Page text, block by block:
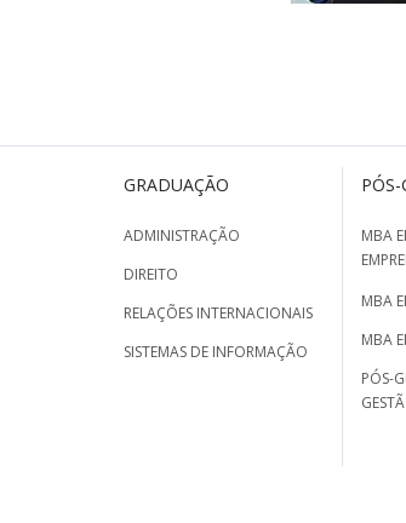
GRADUAÇÃO
ADMINISTRAÇÃO
DIREITO
RELAÇÕES INTERNACIONAIS
SISTEMAS DE INFORMAÇÃO
MBA
MBA
MBA
PÓS-